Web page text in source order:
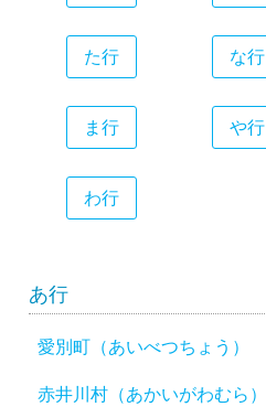
た行 な行
ま行 や行
わ行
あ行
愛別町（あいべつちょう）
赤井川村（あかいがわむら）